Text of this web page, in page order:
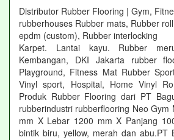
Distributor Rubber Flooring | Gym,
rubberhouses Rubber mats, Rubber
epdm (custom), Rubber interlocking
Karpet. Lantai kayu. Rubber
Kembangan, DKI Jakarta rubber
Playground, Fitness Mat Rubber
Vinyl sport, Hospital, Home Vinyl
Produk Rubber Flooring dari PT
rubberindustri rubberflooring Neo Gym
mm X Lebar 1200 mm X Panjang
bintik biru, yellow, merah dan abu.PT